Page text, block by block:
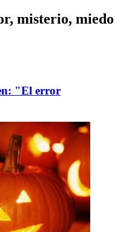
misterio, miedo
"El error